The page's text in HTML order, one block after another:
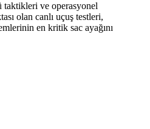
taktikleri ve operasyonel
olan canlı uçuş testleri,
en kritik sac ayağını